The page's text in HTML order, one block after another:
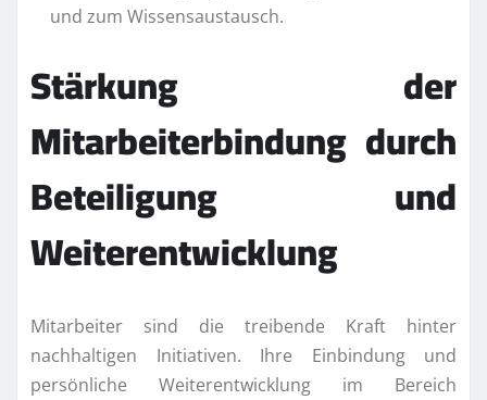
und zum Wissensaustausch.
Stärkung der
Mitarbeiterbindung durch
Beteiligung und
Weiterentwicklung
Mitarbeiter sind die treibende Kraft hinter
nachhaltigen Initiativen. Ihre Einbindung und
persönliche Weiterentwicklung im Bereich